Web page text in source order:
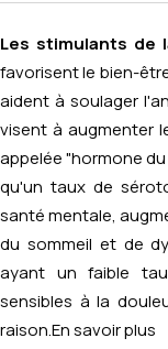
Les stimulants de
favorisent le bien-
aident à soulager
visent à augmenter
appelée "hormone
qu'un taux de
santé mentale,
du sommeil et de
ayant un faible
sensibles à la
raison. En savoir plus